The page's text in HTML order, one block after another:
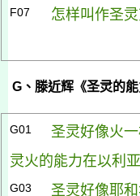
F07 怎样叫作圣
G 、滕近辉《圣灵的
G01 圣灵好像火
灵火的能力在以利
G03 圣灵好像耶